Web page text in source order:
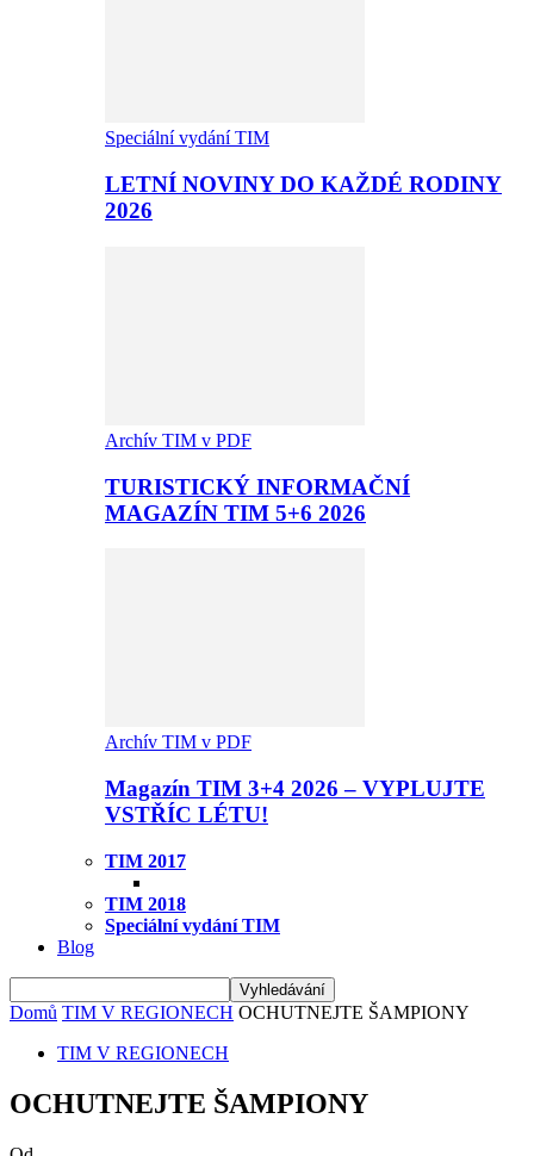
Speciální vydání TIM
LETNÍ NOVINY DO KAŽDÉ RODINY
2026
Archív TIM v PDF
TURISTICKÝ INFORMAČNÍ
MAGAZÍN TIM 5+6 2026
Archív TIM v PDF
Magazín TIM 3+4 2026 – VYPLUJTE
VSTŘÍC LÉTU!
TIM 2017
TIM 2018
Speciální vydání TIM
Blog
Domů TIM V REGIONECH OCHUTNEJTE ŠAMPIONY
TIM V REGIONECH
OCHUTNEJTE ŠAMPIONY